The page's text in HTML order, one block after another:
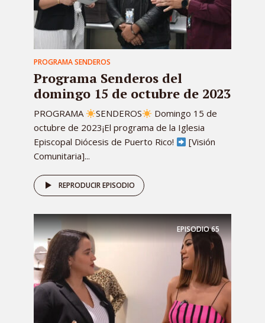
PROGRAMA SENDEROS
Programa Senderos del
domingo 15 de octubre de 2023
PROGRAMA SENDEROS
Domingo 15 de
octubre de 2023¡El programa de la Iglesia
Episcopal Diócesis de Puerto Rico!
[Visión
Comunitaria]...
REPRODUCIR EPISODIO
EPISODIO65